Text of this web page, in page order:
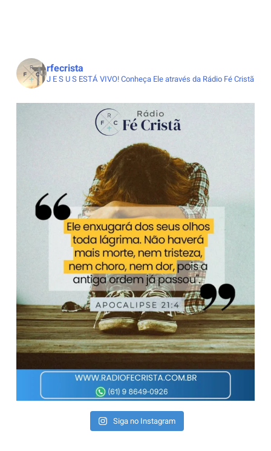
rfecrista
J E S U S ESTÁ VIVO!Conheça Ele através da Rádio Fé Cristã
Siga no Instagram